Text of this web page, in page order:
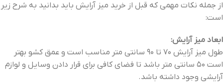
از جمله نکات مهمی که قبل از خرید میز آرایش باید بدانید به شرح زیر
است:
ابعاد میز آرایش:
طول میز آرایش 70 تا 90 سانتی متر مناسب است و عمق کشو بهتر
است 50 سانتی متر باشد تا فضای کافی برای قرار دادن وسایل و لوازم
آرایشی وجود داشته باشد.